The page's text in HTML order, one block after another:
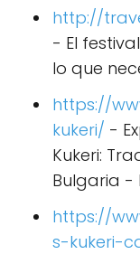
http://
- El
lo que
https://
kukeri/ -
Kukeri:
Bulgaria -
https://
s-kukeri-